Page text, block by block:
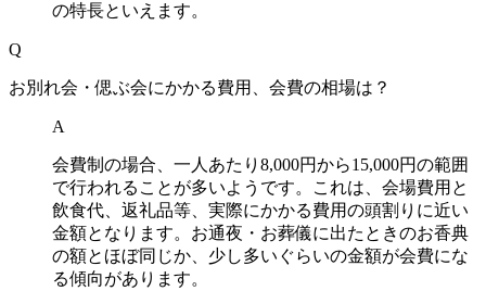
の特長といえます。
Q
お別れ会・偲ぶ会にかかる費用、会費の相場は？
A
会費制の場合、一人あたり8,000円から15,000円の範囲
で行われることが多いようです。これは、会場費用と
飲食代、返礼品等、実際にかかる費用の頭割りに近い
金額となります。お通夜・お葬儀に出たときのお香典
の額とほぼ同じか、少し多いぐらいの金額が会費にな
る傾向があります。